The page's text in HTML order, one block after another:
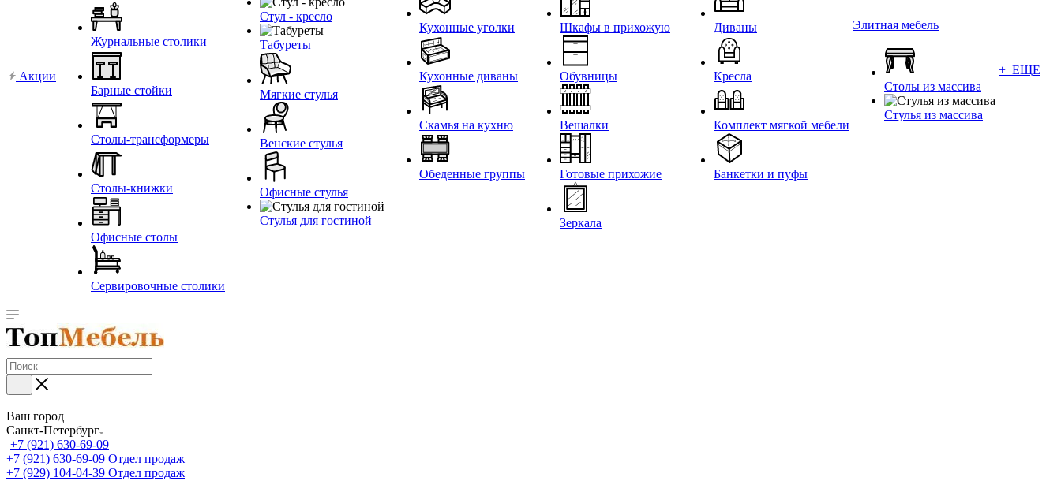
Акции
Журнальные столики
Барные стойки
Столы-трансформеры
Столы-книжки
Офисные столы
Сервировочные столики
Стул - кресло
Табуреты
Мягкие стулья
Венские стулья
Офисные стулья
Стулья для гостиной
Кухонные уголки
Кухонные диваны
Скамья на кухню
Обеденные группы
Шкафы в прихожую
Обувницы
Вешалки
Готовые прихожие
Зеркала
Диваны
Кресла
Комплект мягкой мебели
Банкетки и пуфы
Элитная мебель
Столы из массива
Стулья из массива
+ ЕЩЕ
Ваш город
Санкт-Петербург
+7 (921) 630-69-09
+7 (921) 630-69-09 Отдел продаж
+7 (929) 104-04-39 Отдел продаж